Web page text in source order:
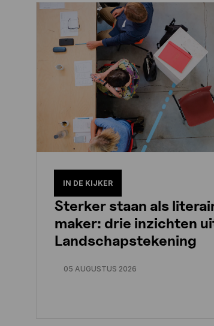
IN DE KIJKER
Sterker staan als
maker: drie inzichten
Landschapstekening
05 AUGUSTUS 2026